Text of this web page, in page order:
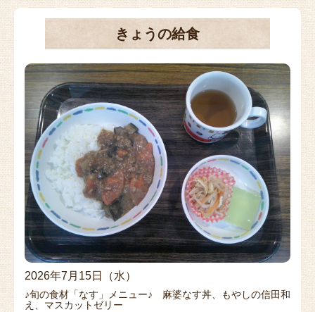
きょうの給食
2026年7月15日（水）
♪旬の食材「なす」メニュー♪ 麻婆なす丼、もやしの信田和
え、マスカットゼリー